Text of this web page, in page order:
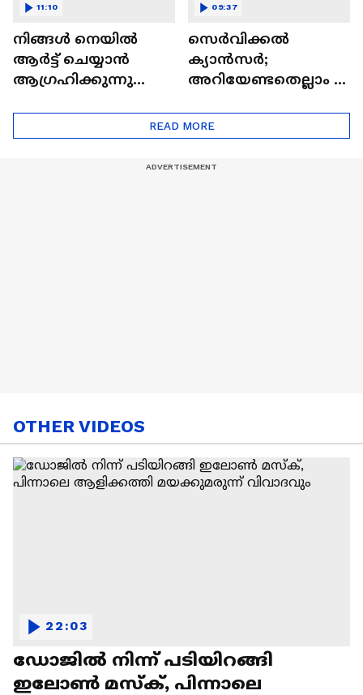
നിങ്ങൾ നെയിൽ
ആർട്ട് ചെയ്യാൻ
ആഗ്രഹിക്കുന്നുണ്ടോ
ട്രെൻഡിനെക്കുറിച്ച് |
Nail Art | Trends Cafe
11:10
സെർവിക്കൽ
ക്യാൻസർ;
അറിയേണ്ടതെല്ലാം |
Cancer
09:37
READ MORE
OTHER VIDEOS
ഡോജിൽ നിന്ന് പടിയിറങ്ങി
ഇലോൺ മസ്ക്, പിന്നാലെ
22:03